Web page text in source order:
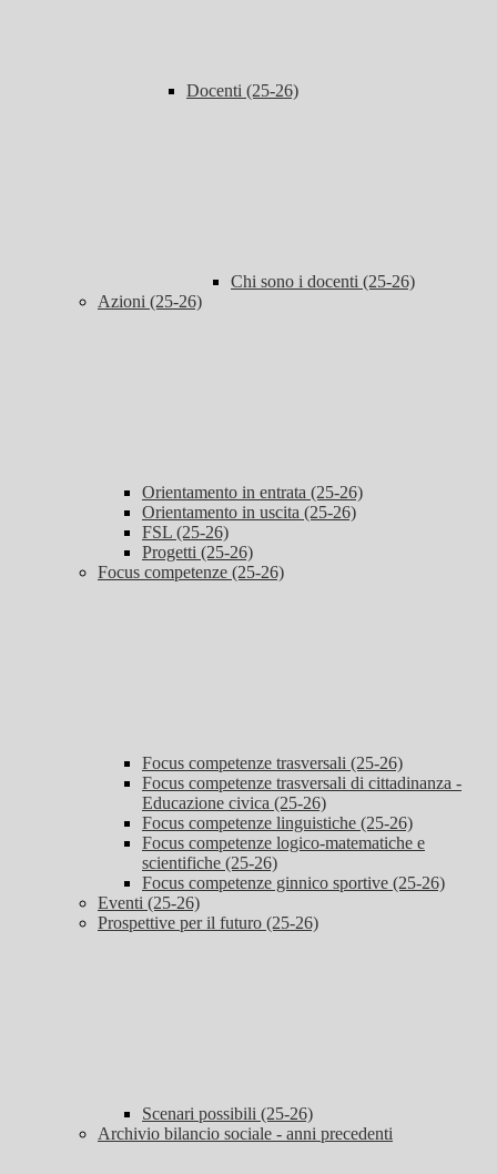
Docenti (25-26)
Chi sono i docenti (25-26)
Azioni (25-26)
Orientamento in entrata (25-26)
Orientamento in uscita (25-26)
FSL (25-26)
Progetti (25-26)
Focus competenze (25-26)
Focus competenze trasversali (25-26)
Focus competenze trasversali di cittadinanza -
Educazione civica (25-26)
Focus competenze linguistiche (25-26)
Focus competenze logico-matematiche e
scientifiche (25-26)
Focus competenze ginnico sportive (25-26)
Eventi (25-26)
Prospettive per il futuro (25-26)
Scenari possibili (25-26)
Archivio bilancio sociale - anni precedenti